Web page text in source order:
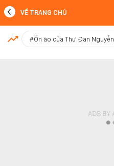
MỚI NHẤT
VỀ TRANG CHỦ
#Ồn ào của Thư Đan Nguyễn